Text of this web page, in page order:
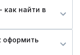
как найти в
оформить